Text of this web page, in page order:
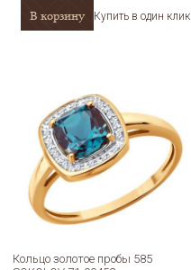
В корзину Купить в один клик
Кольцо золотое пробы 585